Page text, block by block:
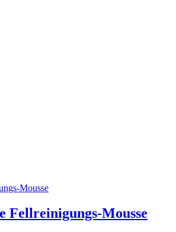
Fellreinigungs-Mousse